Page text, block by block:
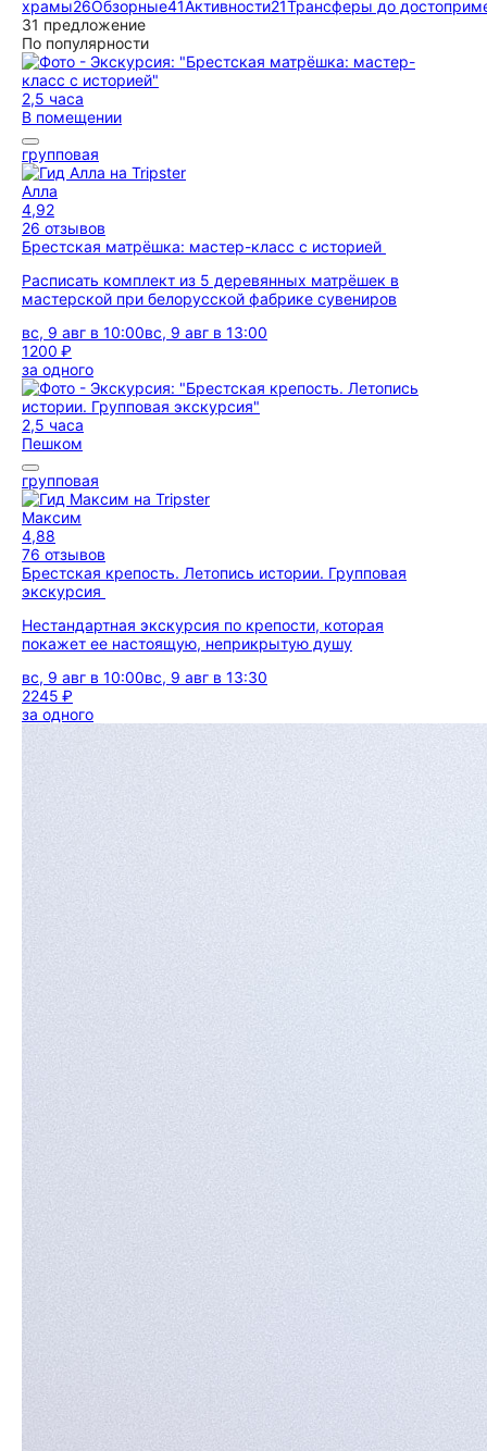
храмы26Обзорные41Активности21Трансферы до
31 предложение
По популярности
2,5 часа
В помещении
групповая
Алла
4,92
26 отзывов
Брестская матрёшка: мастер-класс с историей
Расписать комплект из 5 деревянных матрёшек в
мастерской при белорусской фабрике сувениров
вс, 9 авг в 10:00вс, 9 авг в 13:00
1200 ₽
за одного
2,5 часа
Пешком
групповая
Максим
4,88
76 отзывов
Брестская крепость. Летопись истории. Групповая
экскурсия
Нестандартная экскурсия по крепости, которая
покажет ее настоящую, неприкрытую душу
вс, 9 авг в 10:00вс, 9 авг в 13:30
2245 ₽
за одного